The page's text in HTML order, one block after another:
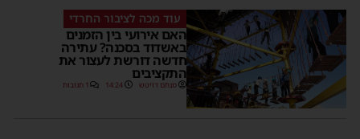
עוד מכה לציבור החרדי
האם אירועי בין הזמנים
באשדוד בסכנה? עתירה
חדשה דורשת לעצור את
התקציבים
מנחם דויטש 14:24 1 תגובות